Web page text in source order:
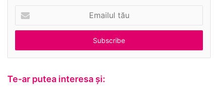
a
l
t
Te-ar putea interesa și: